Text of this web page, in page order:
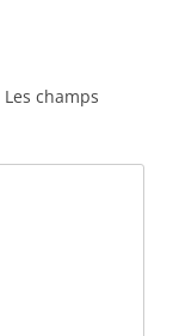
Les champs